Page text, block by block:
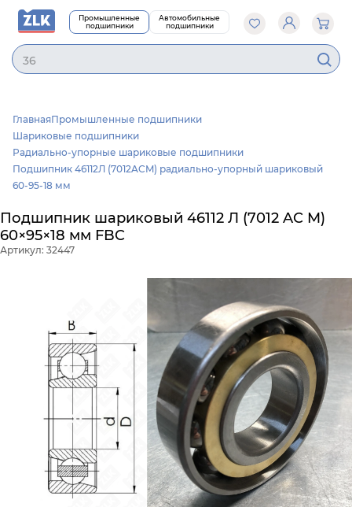
Промышленные
подшипники
Автомобильные
подшипники
362
ГлавнаяПромышленные подшипники
Шариковые подшипники
Радиально-упорные шариковые подшипники
Подшипник 46112Л (7012ACM) радиально-упорный шариковый
60-95-18 мм
Подшипник шариковый 46112 Л (7012 AC M)
60×95×18 мм FBC
Артикул: 32447